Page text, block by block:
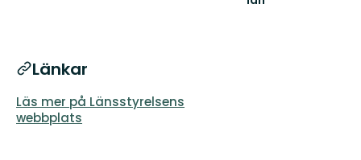
Länkar
Läs mer på Länsstyrelsens
webbplats